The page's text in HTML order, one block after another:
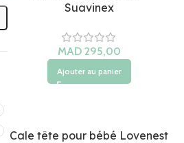
Suavinex
MAD
Ajouter au panier
Cale tête pour bébé Lovenest